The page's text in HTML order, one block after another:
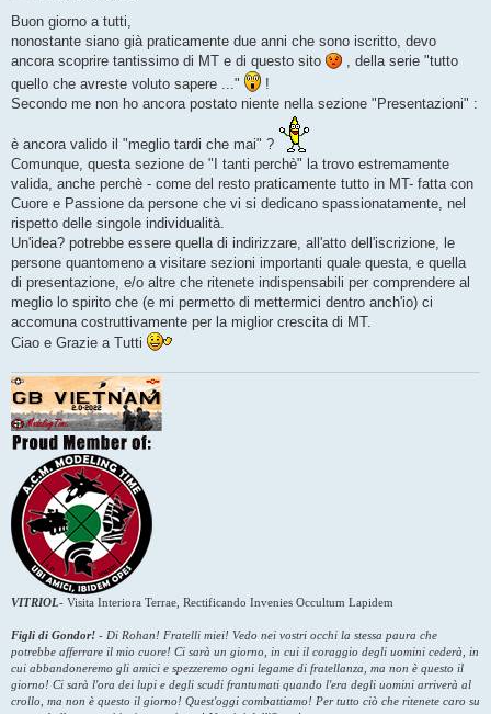
s
a
g
i
Buon giorno a tutti,
nonostante siano già praticamente due anni che sono iscritto, devo
ancora scoprire tantissimo di MT e di questo sito
, della serie "tutto
quello che avreste voluto sapere ..."
!
Secondo me non ho ancora postato niente nella sezione "Presentazioni" :
è ancora valido il "meglio tardi che mai" ?
Comunque, questa sezione de "I tanti perchè" la trovo estremamente
valida, anche perchè - come del resto praticamente tutto in MT- fatta con
Cuore e Passione da persone che vi si dedicano spassionatamente, nel
rispetto delle singole individualità.
Un'idea? potrebbe essere quella di indirizzare, all'atto dell'iscrizione, le
persone quantomeno a visitare sezioni importanti quale questa, e quella
di presentazione, e/o altre che ritenete indispensabili per comprendere al
meglio lo spirito che (e mi permetto di mettermici dentro anch'io) ci
accomuna costruttivamente per la miglior crescita di MT.
Ciao e Grazie a Tutti
VITRIOL- Visita Interiora Terrae, Rectificando Invenies Occultum Lapidem
Figli di Gondor! - Di Rohan! Fratelli miei! Vedo nei vostri occhi la stessa paura che
potrebbe afferrare il mio cuore! Ci sarà un giorno, in cui il coraggio degli uomini cederà, in
cui abbandoneremo gli amici e spezzeremo ogni legame di fratellanza, ma non è questo il
giorno! Ci sarà l'ora dei lupi e degli scudi frantumati quando l'era degli uomini arriverà al
crollo, ma non è questo il giorno! Quest'oggi combattiamo! Per tutto ciò che ritenete caro su